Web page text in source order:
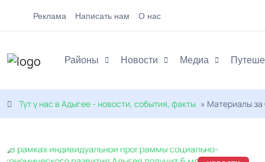
Реклама Написать нам О нас
Районы Новости Медиа
Тут у нас в Адыгее - новости, события, факты » Материалы за